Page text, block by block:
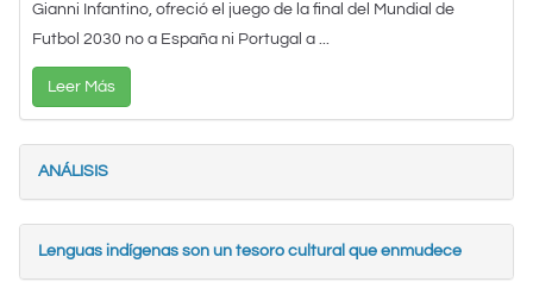
Gianni Infantino, ofreció el juego de la final del Mundial de
Futbol 2030 no a España ni Portugal a ...
Leer Más
ANÁLISIS
Lenguas indígenas son un tesoro cultural que enmudece